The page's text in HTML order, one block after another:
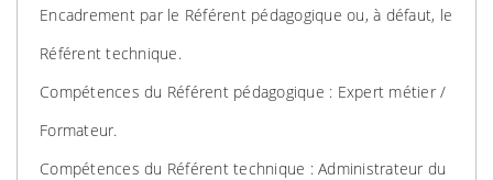
Encadrement par le Référent pédagogique ou, à défaut, le
Référent technique.
Compétences du Référent pédagogique : Expert métier /
Formateur.
Compétences du Référent technique : Administrateur du